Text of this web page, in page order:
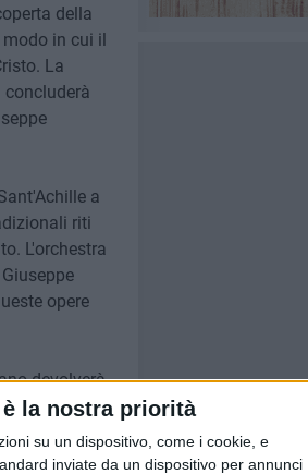
la nostra priorità
su un dispositivo, come i cookie, e
inviate da un dispositivo per annunci
della
in cui il
La
a
riti
L'orchestra
opere
devolverà
dei
i bisogni dei